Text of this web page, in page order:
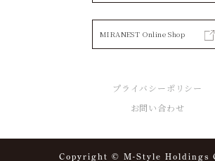
MIRANEST Online Shop
プライバシーポリシー
お問い合わせ
Copyright © M-Style Holdings